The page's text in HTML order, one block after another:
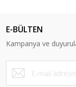
E-BÜLTEN
Kampanya ve